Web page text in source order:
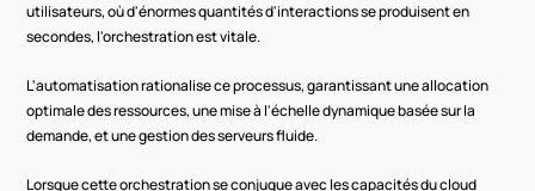
utilisateurs, où d'énormes quantités d'interactions se produisent en
secondes, l'orchestration est vitale.
L'automatisation rationalise ce processus, garantissant une allocation
optimale des ressources, une mise à l'échelle dynamique basée sur la
demande, et une gestion des serveurs fluide.
Lorsque cette orchestration se conjugue avec les capacités du cloud